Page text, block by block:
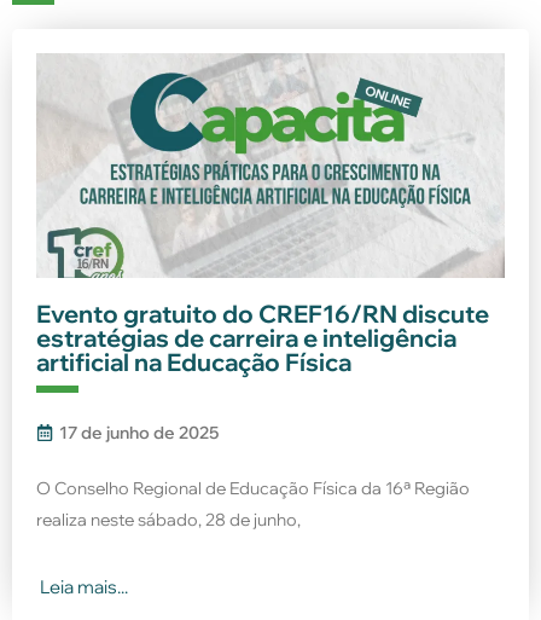
Evento gratuito do CREF16/RN discute
estratégias de carreira e inteligência
artificial na Educação Física
17 de junho de 2025
O Conselho Regional de Educação Física da 16ª Região
realiza neste sábado, 28 de junho,
Leia mais...